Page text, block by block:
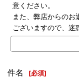
意ください。
また、弊店からの
ございますので、迷
件名 [必須]